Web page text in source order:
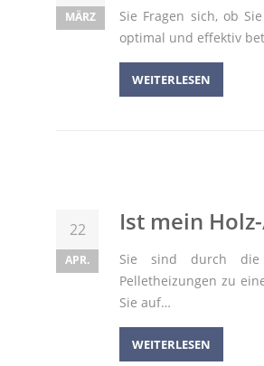
MÄRZ
Sie Fragen sich, ob
optimal und effektiv
WEITERLESEN
22
APR.
Ist mein
Sie sind durch die
Pelletheizungen zu
Sie auf…
WEITERLESEN